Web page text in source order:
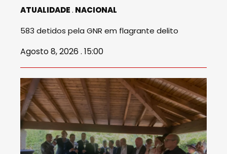
ATUALIDADE NACIONAL
583 detidos pela GNR em flagrante delito
Agosto 8, 2026 . 15:00